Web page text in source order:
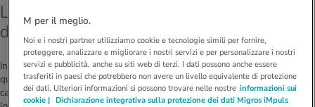
La skip che non ama essere al centro
dell'attenzione
In genere, non parla molto del suo ruolo e si concentra sulla squadra: «In
questo sport, è necessario che tutti i membri della squadra abbiano
carattere per fornire una prestazione di alto livello». All'epoca, durante il
M per il meglio.
Noi e i nostri partner utilizziamo cookie e tecnologie simili per fornire,
proteggere, analizzare e migliorare i nostri servizi e per personalizzare i nostri
servizi e pubblicità, anche su siti web di terzi. I dati possono anche essere
trasferiti in paesi che potrebbero non avere un livello equivalente di protezione
dei dati. Ulteriori informazioni si possono trovare nelle nostre informazioni sui
cookie | Dichiarazione integrativa sulla protezione dei dati Migros iMpuls